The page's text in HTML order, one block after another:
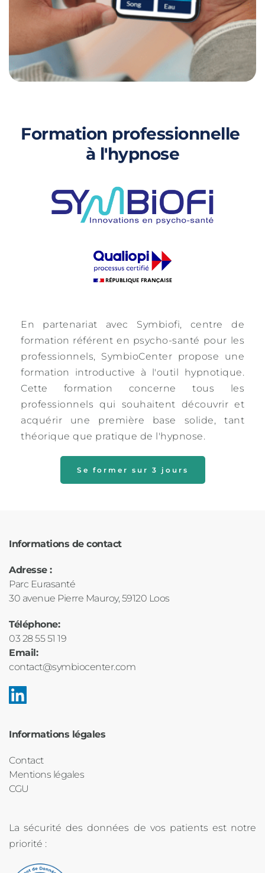
Formation professionnelle
à l'hypnose
En partenariat avec Symbiofi, centre de
formation référent en psycho-santé pour les
professionnels, SymbioCenter propose une
formation introductive à l'outil hypnotique.
Cette formation concerne tous les
professionnels qui souhaitent découvrir et
acquérir une première base solide, tant
théorique que pratique de l'hypnose.
Se former sur 3 jours
La sécurité des données de vos patients est notre
priorité :
Informations légales
Contact
Mentions légales
CGU
Informations de contact
Adresse :
Parc Eurasanté
30 avenue Pierre Mauroy, 59120 Loos
Téléphone:
03 28 55 51 19
Email:
contact@symbiocenter.com